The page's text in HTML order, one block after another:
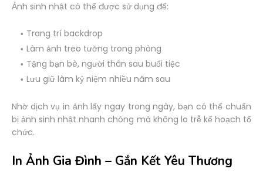
Ảnh sinh nhật có thể được sử dụng để:
Trang trí backdrop
Làm ảnh treo tường trong phòng
Tặng bạn bè, người thân sau buổi tiệc
Lưu giữ làm kỷ niệm nhiều năm sau
Nhờ dịch vụ in ảnh lấy ngay trong ngày, bạn có thể chuẩn
bị ảnh sinh nhật nhanh chóng mà không lo trễ kế hoạch tổ
chức.
In Ảnh Gia Đình – Gắn Kết Yêu Thương